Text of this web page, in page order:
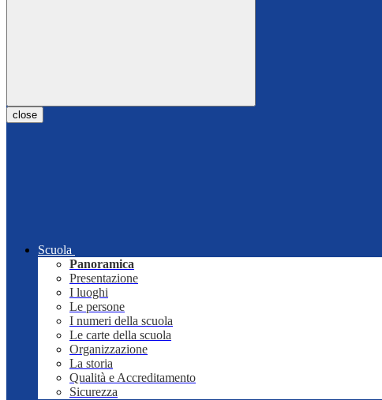
close
Scuola
Panoramica
Presentazione
I luoghi
Le persone
I numeri della scuola
Le carte della scuola
Organizzazione
La storia
Qualità e Accreditamento
Sicurezza